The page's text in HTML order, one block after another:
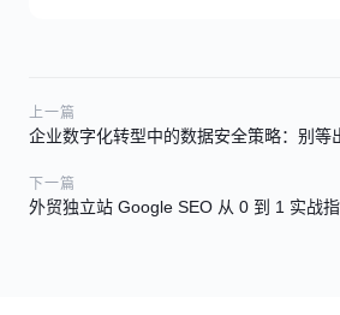
上一篇
企业数字化转型中的数据安全策略：别等
下一篇
外贸独立站 Google SEO 从 0 到 1 实战